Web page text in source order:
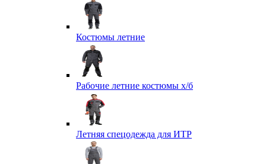
Костюмы летние
Рабочие летние костюмы х/б
Летняя спецодежда для ИТР